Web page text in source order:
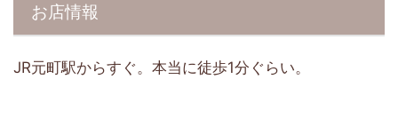
お店情報
JR元町駅からすぐ。本当に徒歩1分ぐらい。